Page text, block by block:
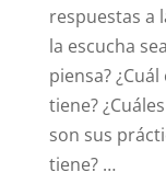
respuestas a
la escucha
piensa?
tiene?
son sus
tiene? …